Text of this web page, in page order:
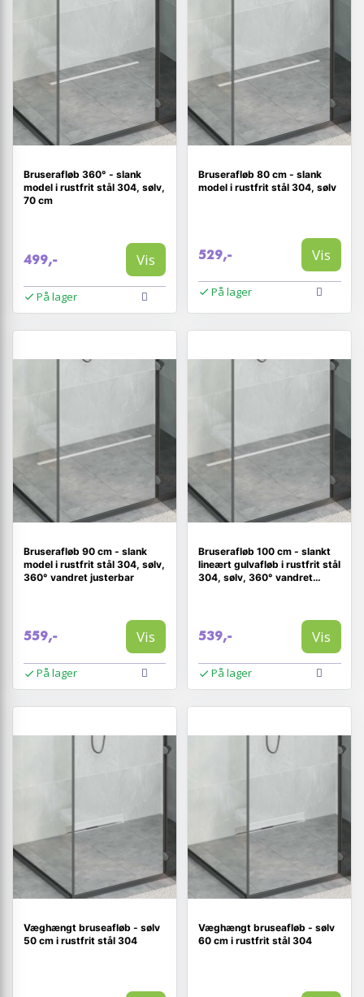
Bruserafløb 360° - slank
model i rustfrit stål 304, sølv,
70 cm
499,- Vis
På lager
Bruserafløb 80 cm - slank
model i rustfrit stål 304, sølv
529,- Vis
På lager
Bruserafløb 90 cm - slank
model i rustfrit stål 304, sølv,
360° vandret justerbar
559,- Vis
På lager
Bruserafløb 100 cm - slankt
lineært gulvafløb i rustfrit stål
304, sølv, 360° vandret
539,- Vis
På lager
Væghængt bruseafløb - sølv
50 cm i rustfrit stål 304
Væghængt bruseafløb - sølv
60 cm i rustfrit stål 304